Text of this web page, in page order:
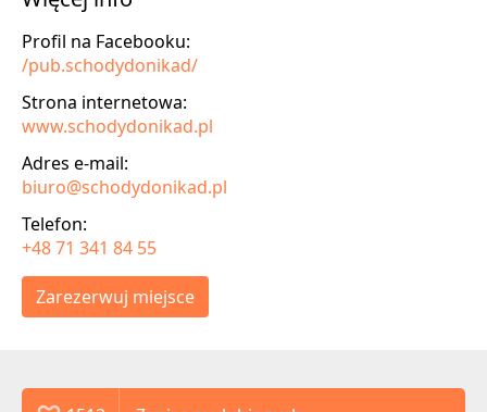
Profil na Facebooku:
/pub.schodydonikad/
Strona internetowa:
www.schodydonikad.pl
Adres e-mail:
biuro@schodydonikad.pl
Telefon:
+48 71 341 84 55
Zarezerwuj miejsce